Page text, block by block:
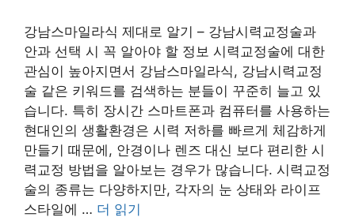
강남스마일라식 제대로 알기 – 강남시력교정술과
안과 선택 시 꼭 알아야 할 정보 시력교정술에 대한
관심이 높아지면서 강남스마일라식, 강남시력교정
술 같은 키워드를 검색하는 분들이 꾸준히 늘고 있
습니다. 특히 장시간 스마트폰과 컴퓨터를 사용하는
현대인의 생활환경은 시력 저하를 빠르게 체감하게
만들기 때문에, 안경이나 렌즈 대신 보다 편리한 시
력교정 방법을 알아보는 경우가 많습니다. 시력교정
술의 종류는 다양하지만, 각자의 눈 상태와 라이프
스타일에 … 더 읽기